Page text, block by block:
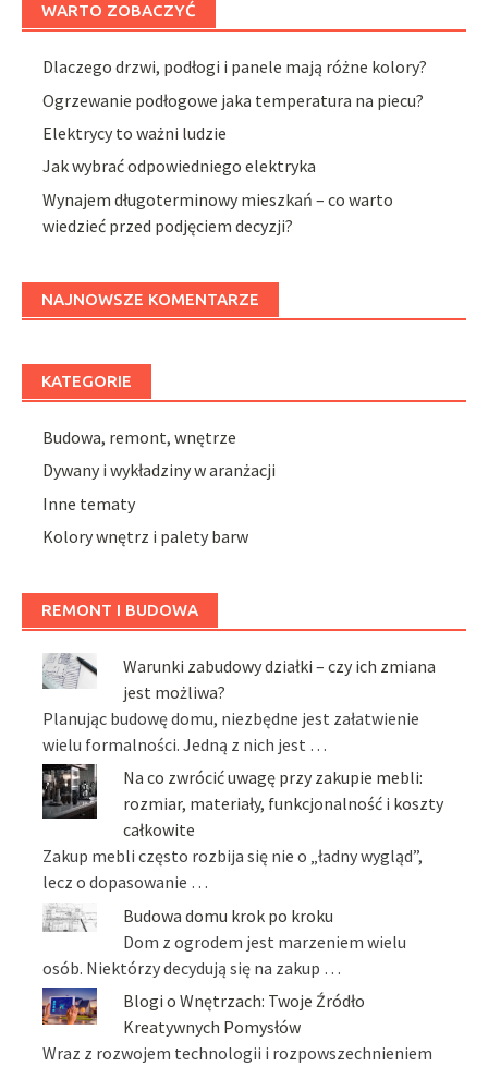
WARTO ZOBACZYĆ
Dlaczego drzwi, podłogi i panele mają różne kolory?
Ogrzewanie podłogowe jaka temperatura na piecu?
Elektrycy to ważni ludzie
Jak wybrać odpowiedniego elektryka
Wynajem długoterminowy mieszkań – co warto
wiedzieć przed podjęciem decyzji?
NAJNOWSZE KOMENTARZE
KATEGORIE
Budowa, remont, wnętrze
Dywany i wykładziny w aranżacji
Inne tematy
Kolory wnętrz i palety barw
REMONT I BUDOWA
Warunki zabudowy działki – czy ich zmiana
jest możliwa?
Planując budowę domu, niezbędne jest załatwienie
wielu formalności. Jedną z nich jest …
Na co zwrócić uwagę przy zakupie mebli:
rozmiar, materiały, funkcjonalność i koszty
całkowite
Zakup mebli często rozbija się nie o „ładny wygląd”,
lecz o dopasowanie …
Budowa domu krok po kroku
Dom z ogrodem jest marzeniem wielu
osób. Niektórzy decydują się na zakup …
Blogi o Wnętrzach: Twoje Źródło
Kreatywnych Pomysłów
Wraz z rozwojem technologii i rozpowszechnieniem